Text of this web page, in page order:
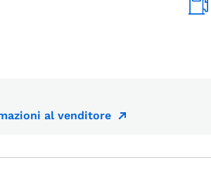
al venditore